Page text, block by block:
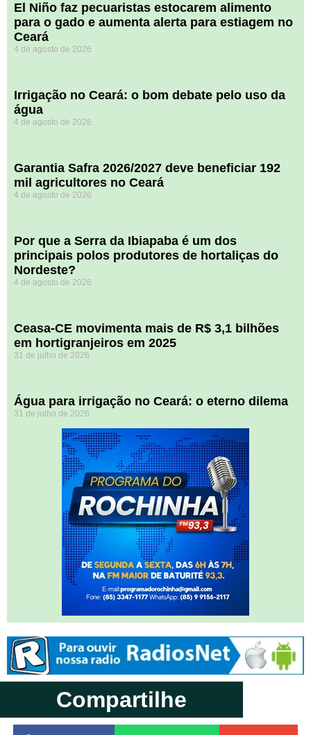
El Niño faz pecuaristas estocarem alimento
para o gado e aumenta alerta para estiagem no
Ceará
4 de agosto de 2026
Irrigação no Ceará: o bom debate pelo uso da
água
4 de agosto de 2026
Garantia Safra 2026/2027 deve beneficiar 192
mil agricultores no Ceará
4 de agosto de 2026
Por que a Serra da Ibiapaba é um dos
principais polos produtores de hortaliças do
Nordeste?
4 de agosto de 2026
Ceasa-CE movimenta mais de R$ 3,1 bilhões
em hortigranjeiros em 2025
31 de julho de 2026
Água para irrigação no Ceará: o eterno dilema
31 de julho de 2026
Compartilhe